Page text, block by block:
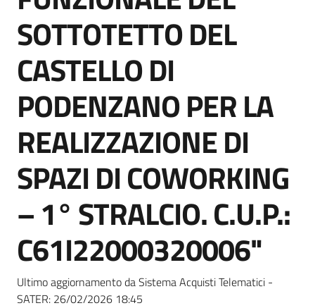
Seguici
su
SOTTOTETTO DEL
CASTELLO DI
PODENZANO PER LA
REALIZZAZIONE DI
SPAZI DI COWORKING
– 1° STRALCIO. C.U.P.:
C61I22000320006"
Ultimo aggiornamento da Sistema Acquisti Telematici -
SATER: 26/02/2026 18:45